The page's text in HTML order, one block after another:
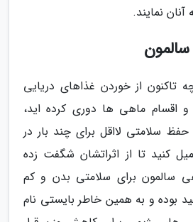
نمایند.
تاکنون از خوردن غذاهای دریایی
و اقسام ماهی ها دوری کرده اید،
سلامتی لااقل برای چند بار در
کنید تا از اثراتشان شگفت زده
سالمون برای سلامتی بدن و کم
بوده و به همین خاطر بایستی نام